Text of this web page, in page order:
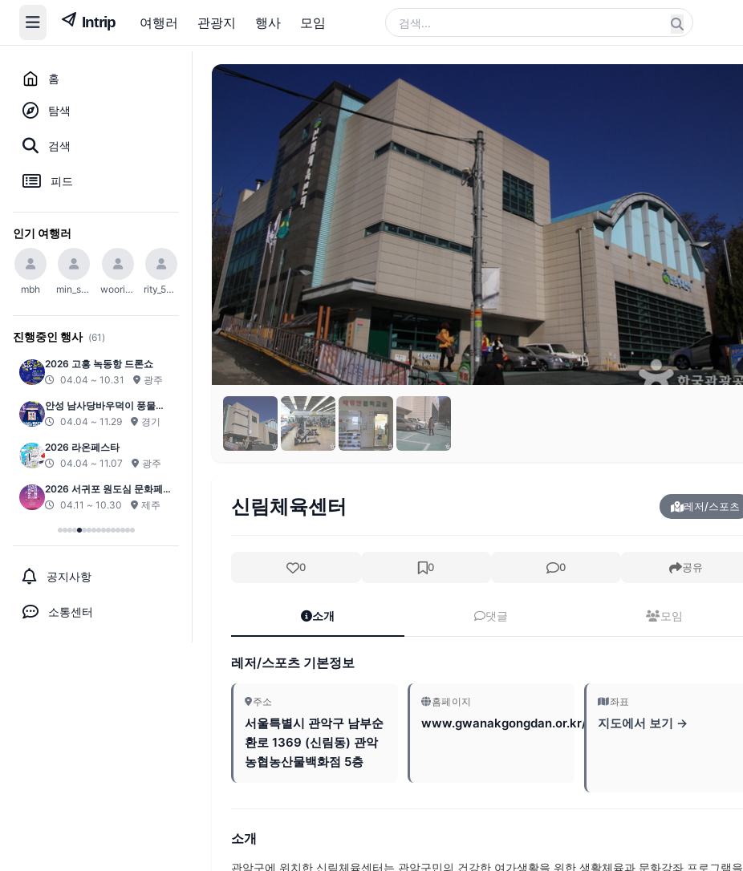
여행러 관광지 행사 모임
홈
탐색
검색
피드
인기 여행러
mbh min_soo_1002 woori_654 rity_5004
진행중인 행사 (61)
2026 고흥 녹동항 드론쇼
04.04 ~ 10.31
광주
안성 남사당바우덕이 풍물단
상설 공연 ‘곰뱅이텄다’
04.04 ~ 11.29 경기
2026 라온페스타
04.04 ~ 11.07
광주
2026 서귀포 원도심 문화페스
티벌04.11 ~ 10.30 제주
공지사항
소통센터
신림체육센터 레저/스포츠
0 0 0 공유
소개 댓글 모임
레저/스포츠 기본정보
주소
서울특별시 관악구 남부순
환로 1369 (신림동) 관악
농협농산물백화점 5층
홈페이지
www.gwanakgongdan.or.kr/fmcs/26
좌표
지도에서 보기 →
소개
관악구에 위치한 신림체육센터는 관악구민의 건강한 여가생활을 위한 생활체육과 문화강좌 프로그램을